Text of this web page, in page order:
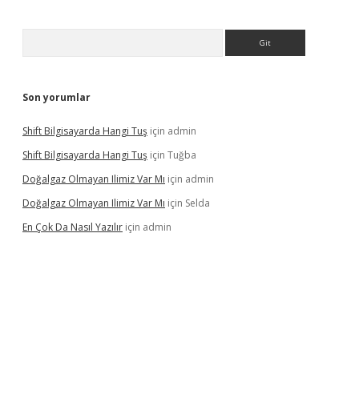
Son yorumlar
Shift Bilgisayarda Hangi Tuş için admin
Shift Bilgisayarda Hangi Tuş için Tuğba
Doğalgaz Olmayan Ilimiz Var Mı için admin
Doğalgaz Olmayan Ilimiz Var Mı için Selda
En Çok Da Nasıl Yazılır için admin